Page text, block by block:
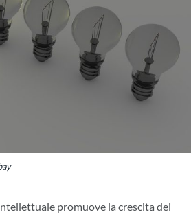
promuove la crescita dei